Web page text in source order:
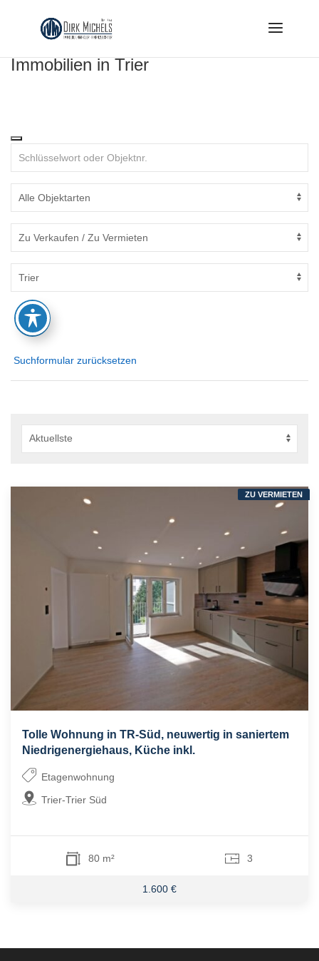
content
Immobilien in Trier
Suchformular zurücksetzen
Tolle Wohnung in TR-Süd, neuwertig in saniertem
Niedrigenergiehaus, Küche inkl.
Etagenwohnung
Trier-Trier Süd
80 m² 3
1.600 €
ZU VERMIETEN